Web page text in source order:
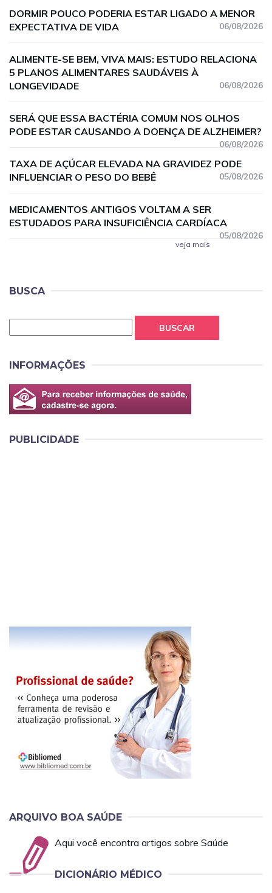
DORMIR POUCO PODERIA ESTAR LIGADO A MENOR
EXPECTATIVA DE VIDA
06/08/2026
ALIMENTE-SE BEM, VIVA MAIS: ESTUDO RELACIONA
5 PLANOS ALIMENTARES SAUDÁVEIS À
LONGEVIDADE
06/08/2026
SERÁ QUE ESSA BACTÉRIA COMUM NOS OLHOS
PODE ESTAR CAUSANDO A DOENÇA DE ALZHEIMER?
06/08/2026
TAXA DE AÇÚCAR ELEVADA NA GRAVIDEZ PODE
INFLUENCIAR O PESO DO BEBÊ
05/08/2026
MEDICAMENTOS ANTIGOS VOLTAM A SER
ESTUDADOS PARA INSUFICIÊNCIA CARDÍACA
05/08/2026
veja mais
BUSCA
BUSCAR
INFORMAÇÕES
PUBLICIDADE
ARQUIVO BOA SAÚDE
Aqui você encontra artigos sobre Saúde
DICIONÁRIO MÉDICO